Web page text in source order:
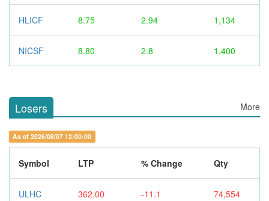
HLICF 8.75 2.94 1,134
NICSF 8.80 2.8 1,400
Losers More
As of 2026/08/07 12:00:00
Symbol LTP % Change Qty
ULHC 362.00 -11.1 74,554